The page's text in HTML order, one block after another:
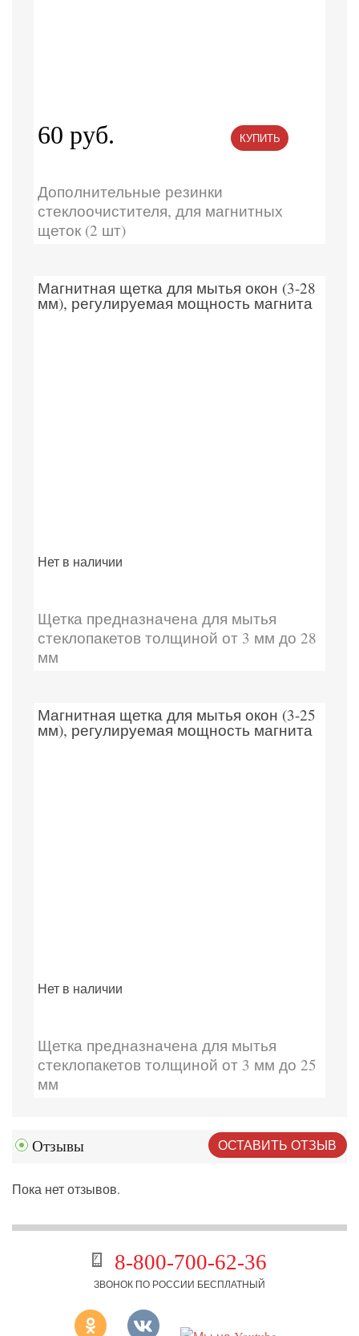
60 руб. КУПИТЬ
Дополнительные резинки
стеклоочистителя, для магнитных
щеток (2 шт)
Магнитная щетка для мытья окон (3-28
мм), регулируемая мощность магнита
Нет в наличии
Щетка предназначена для мытья
стеклопакетов толщиной от 3 мм до 28
мм
Магнитная щетка для мытья окон (3-25
мм), регулируемая мощность магнита
Нет в наличии
Щетка предназначена для мытья
стеклопакетов толщиной от 3 мм до 25
мм
Отзывы ОСТАВИТЬ ОТЗЫВ
Пока нет отзывов.
8-800-700-62-36
ЗВОНОК ПО РОССИИ БЕСПЛАТНЫЙ